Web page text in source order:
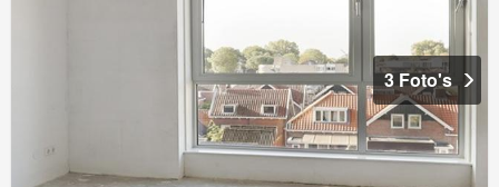
3 Foto's